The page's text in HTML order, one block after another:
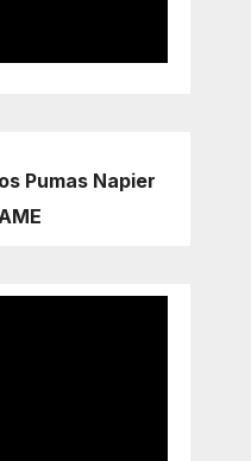
Pumas Napier